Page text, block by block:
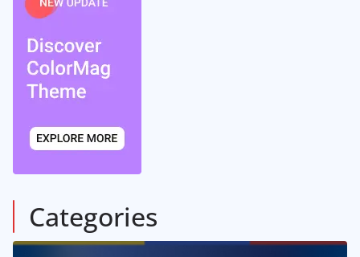
Categories